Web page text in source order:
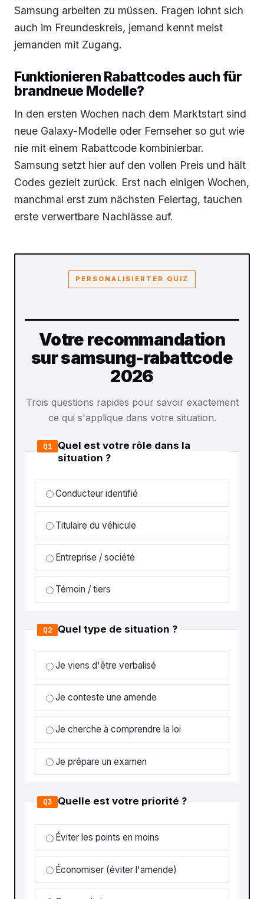
Samsung arbeiten zu müssen. Fragen lohnt sich
auch im Freundeskreis, jemand kennt meist
jemanden mit Zugang.
Funktionieren Rabattcodes auch für
brandneue Modelle?
In den ersten Wochen nach dem Marktstart sind
neue Galaxy-Modelle oder Fernseher so gut wie
nie mit einem Rabattcode kombinierbar.
Samsung setzt hier auf den vollen Preis und hält
Codes gezielt zurück. Erst nach einigen Wochen,
manchmal erst zum nächsten Feiertag, tauchen
erste verwertbare Nachlässe auf.
PERSONALISIERTER QUIZ
Votre recommandation
sur samsung-rabattcode
2026
Trois questions rapides pour savoir exactement
ce qui s'applique dans votre situation.
Q1
Quel est votre rôle dans la
situation ?
Conducteur identifié
Titulaire du véhicule
Entreprise / société
Témoin / tiers
Q2 Quel type de situation ?
Je viens d'être verbalisé
Je conteste une amende
Je cherche à comprendre la loi
Je prépare un examen
Q3 Quelle est votre priorité ?
Éviter les points en moins
Économiser (éviter l'amende)